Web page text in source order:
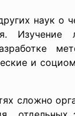
наук о
Изучение
и
сложно